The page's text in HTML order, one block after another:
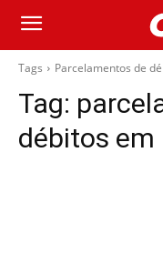
Tags Parcelamentos de
Tag:
débitos em